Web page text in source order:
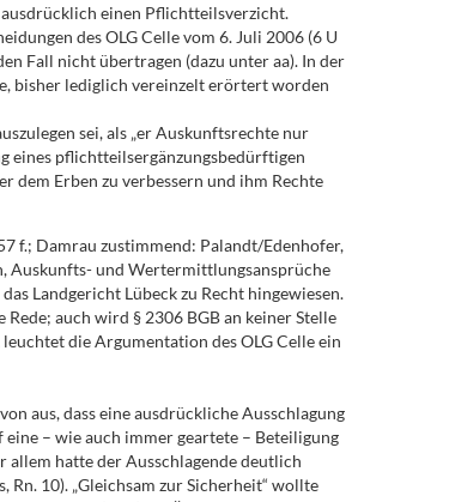
einen Pflichtteilsverzicht.
des OLG Celle vom 6. Juli 2006 (6 U
Fall nicht übertragen (dazu unter aa). In der
bisher lediglich vereinzelt erörtert worden
sei, als „er Auskunftsrechte nur
eines pflichtteilsergänzungsbedürftigen
dem Erben zu verbessern und ihm Rechte
f.; Damrau zustimmend: Palandt/Edenhofer,
Auskunfts- und Wertermittlungsansprüche
Landgericht Lübeck zu Recht hingewiesen.
auch wird § 2306 BGB an keiner Stelle
die Argumentation des OLG Celle ein
aus, dass eine ausdrückliche Ausschlagung
eine – wie auch immer geartete – Beteiligung
allem hatte der Ausschlagende deutlich
10). „Gleichsam zur Sicherheit“ wollte